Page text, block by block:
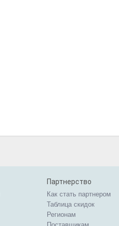
Партнерство
Как стать партнером
Таблица скидок
Регионам